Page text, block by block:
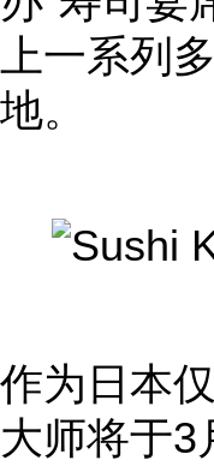
上一系列
地。
作为日本
大师将于3